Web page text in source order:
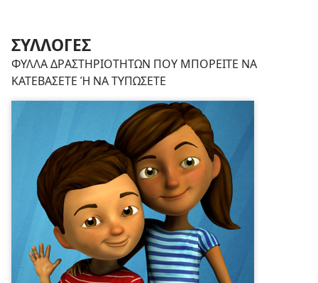
ΣΥΛΛΟΓΕΣ
ΦΥΛΛΑ ΔΡΑΣΤΗΡΙΟΤΗΤΩΝ ΠΟΥ ΜΠΟΡΕΙΤΕ ΝΑ
ΚΑΤΕΒΑΣΕΤΕ Ή ΝΑ ΤΥΠΩΣΕΤΕ